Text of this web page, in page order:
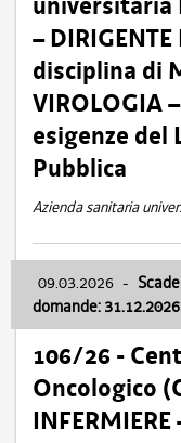
–
disciplina di
VIROLOGIA
esigenze del
Pubblica
Azienda sanitaria
09.03.2026 -
domande: 31.12.2026
106/26 -
Oncologico